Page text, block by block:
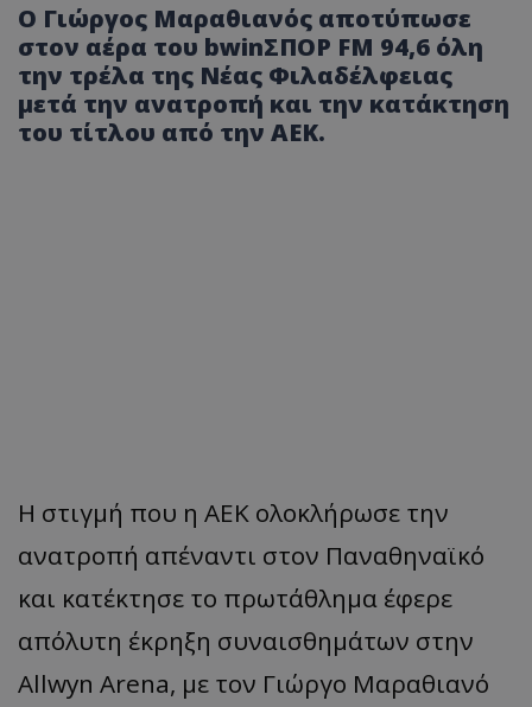
Ο Γιώργος Μαραθιανός αποτύπωσε
στον αέρα του bwinΣΠΟΡ FM 94,6 όλη
την τρέλα της Νέας Φιλαδέλφειας
μετά την ανατροπή και την κατάκτηση
του τίτλου από την ΑΕΚ.
Η στιγμή που η ΑΕΚ ολοκλήρωσε την
ανατροπή απέναντι στον Παναθηναϊκό
και κατέκτησε το πρωτάθλημα έφερε
απόλυτη έκρηξη συναισθημάτων στην
Allwyn Arena, με τον Γιώργο Μαραθιανό